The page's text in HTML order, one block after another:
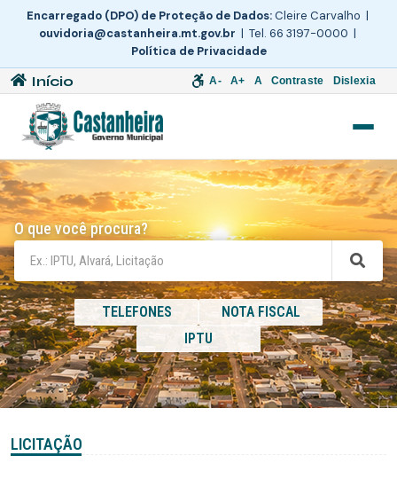
Encarregado (DPO) de Proteção de Dados:Cleire Carvalho |
ouvidoria@castanheira.mt.gov.br | Tel. 66 3197-0000 |
Política de Privacidade
Início A- A+ A Contraste Dislexia
O que você procura?
TELEFONES
NOTA FISCAL
IPTU
LICITAÇÃO